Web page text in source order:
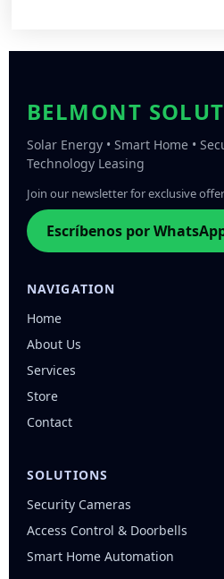
BELMONT
Solar Energy • Smart Home •
Technology Leasing
Join our newsletter for exclusive
Escríbenos por
NAVIGATION
Home
About Us
Services
Store
Contact
SOLUTIONS
Security Cameras
Access Control & Doorbells
Smart Home Automation